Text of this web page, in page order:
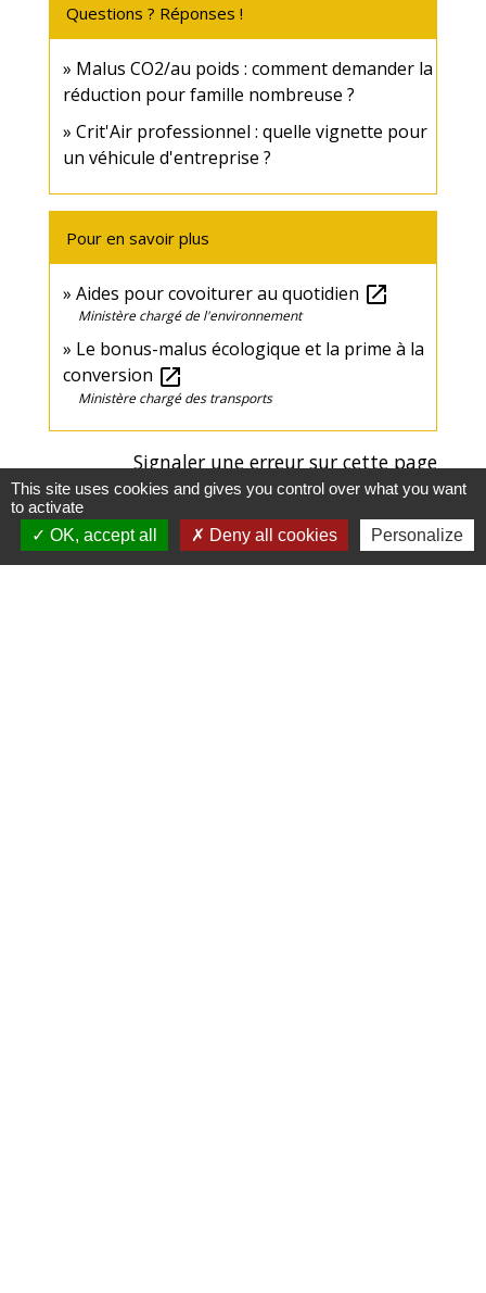
Questions ? Réponses !
Malus CO2/au poids : comment demander la
réduction pour famille nombreuse ?
Crit'Air professionnel : quelle vignette pour
un véhicule d'entreprise ?
Pour en savoir plus
Aides pour covoiturer au quotidien open_in_new
Ministère chargé de l'environnement
Le bonus-malus écologique et la prime à la
conversion open_in_new
Ministère chargé des transports
Signaler une erreur sur cette page
This site uses cookies and gives you control over what you want
to activate
OK, accept all
Deny all cookies Personalize